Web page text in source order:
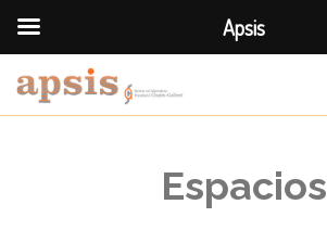
Espacios
Apsis